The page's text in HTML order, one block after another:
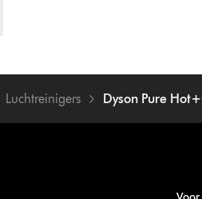
Luchtreinigers Dyson Pure